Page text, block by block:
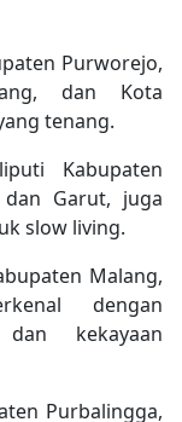
Purworejo,
dan Kota
tenang.
Kabupaten
dan Garut, juga
slow living.
Malang,
dengan
kekayaan
Purbalingga,